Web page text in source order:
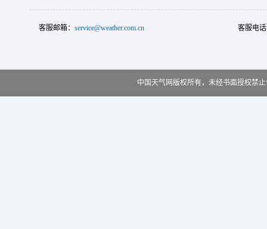
客服邮箱： service@weather.com.cn 客服电
中国天气网版权所有，未经书面授权